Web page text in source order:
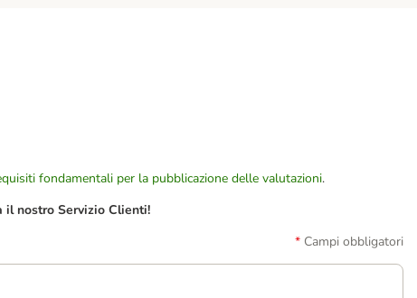
fondamentali per la pubblicazione delle valutazioni.
il nostro Servizio Clienti!
Campi obbligatori